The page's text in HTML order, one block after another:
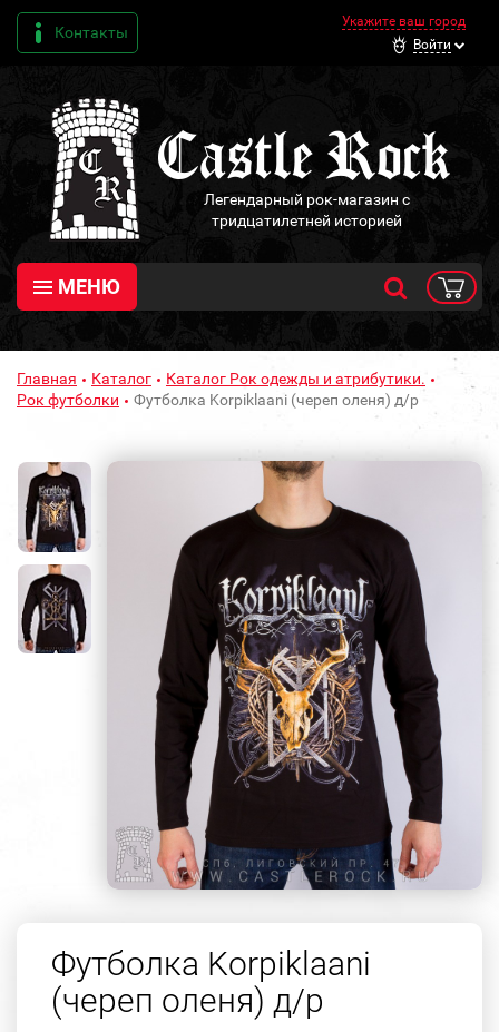
Контакты
Укажите ваш город
Войти
Легендарный рок-магазин с
тридцатилетней историей
МЕНЮ
Главная Каталог
Каталог Рок одежды и атрибутики.
Рок футболки
Футболка Korpiklaani (череп оленя) д/р
Футболка Korpiklaani
(череп оленя) д/р